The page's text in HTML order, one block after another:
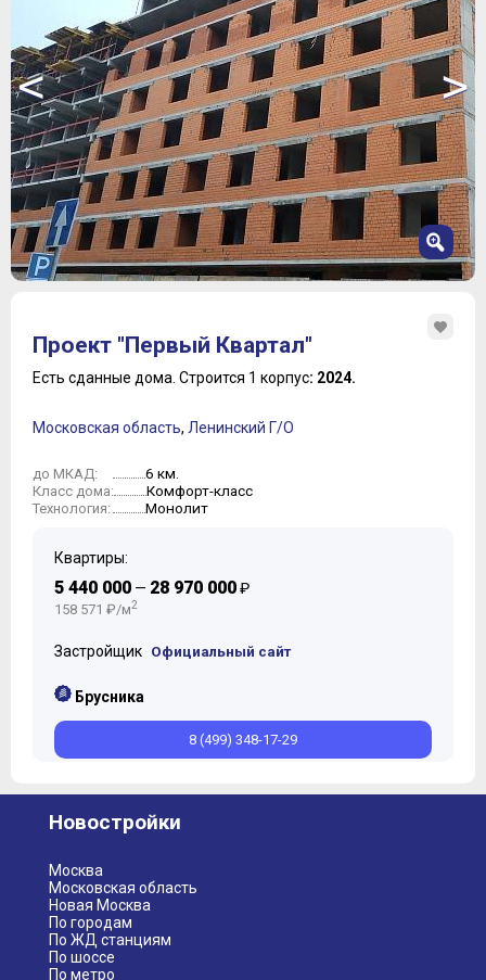
< >
3
4
6
8
9
10
Проект "Первый Квартал"
Есть сданные дома. Строится 1 корпус: 2024.
Московская область, Ленинский Г/О
до МКАД: 6 км.
Класс дома: Комфорт-класс
Технология: Монолит
Квартиры:
5 440 000 — 28 970 000₽
158 571 ₽/м2
Застройщик Официальный сайт
Брусника
8 (499) 348-17-29
Новостройки
Москва
Московская область
Новая Москва
По городам
По ЖД станциям
По шоссе
По метро